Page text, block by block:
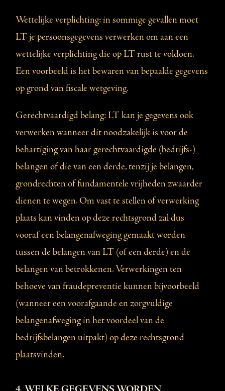
Wettelijke verplichting: in sommige gevallen moet
LT je persoonsgegevens verwerken om aan een
wettelijke verplichting die op LT rust te voldoen.
Een voorbeeld is het bewaren van bepaalde gegevens
op grond van fiscale wetgeving.
Gerechtvaardigd belang: LT kan je gegevens ook
verwerken wanneer dit noodzakelijk is voor de
behartiging van haar gerechtvaardigde (bedrijfs-)
belangen of die van een derde, tenzij je belangen,
grondrechten of fundamentele vrijheden zwaarder
dienen te wegen. Om vast te stellen of verwerking
plaats kan vinden op deze rechtsgrond zal dus
vooraf een belangenafweging gemaakt worden
tussen de belangen van LT (of een derde) en de
belangen van betrokkenen. Verwerkingen ten
behoeve van fraudepreventie kunnen bijvoorbeeld
(wanneer een voorafgaande en zorgvuldige
belangenafweging in het voordeel van de
bedrijfsbelangen uitpakt) op deze rechtsgrond
plaatsvinden.